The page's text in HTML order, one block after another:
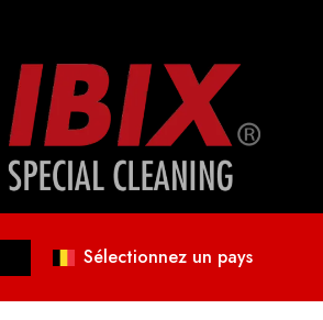
Sélectionnez un pays